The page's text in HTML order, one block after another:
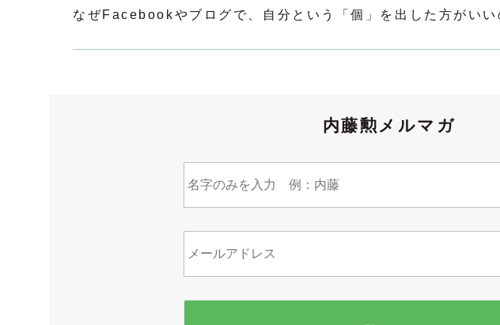
なぜFacebookやブログで、自分という「個」を出した方がいい
内藤勲メルマガ